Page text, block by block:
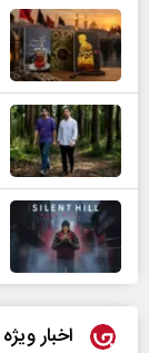
اخبار ویژه